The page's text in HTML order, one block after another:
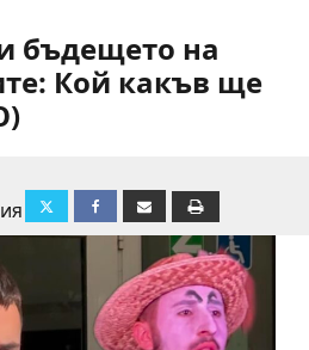
бъдещето на
Кой какъв ще